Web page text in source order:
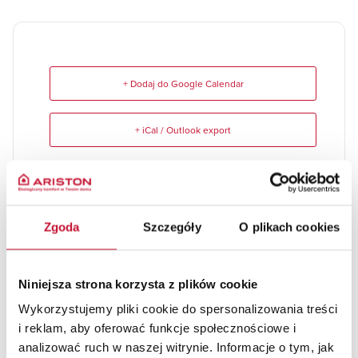
Zgoda Szczegóły O plikach cookies
Niniejsza strona korzysta z plików cookie
Wykorzystujemy pliki cookie do spersonalizowania treści
i reklam, aby oferować funkcje społecznościowe i
analizować ruch w naszej witrynie. Informacje o tym, jak
+ Dodaj do Google Calendar
+ iCal / Outlook export
REZERWUJ WYDARZENIE